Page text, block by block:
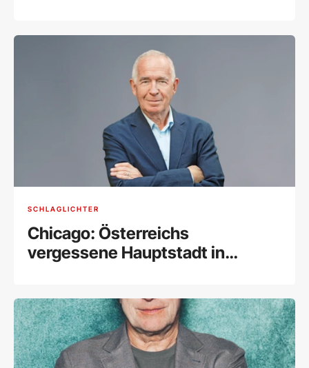
SCHLAGLICHTER
Chicago: Österreichs
vergessene Hauptstadt in